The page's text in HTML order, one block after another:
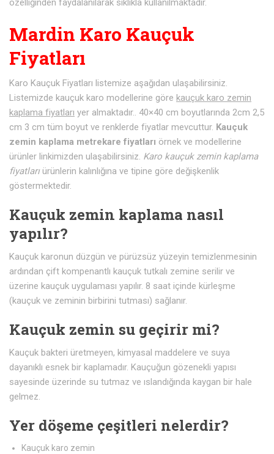
özelliğinden faydalanılarak sıklıkla kullanılmaktadır.
Mardin Karo Kauçuk
Fiyatları
Karo Kauçuk Fiyatları listemize aşağıdan ulaşabilirsiniz.
Listemizde kauçuk karo modellerine göre kauçuk karo zemin
kaplama fiyatları yer almaktadır.. 40×40 cm boyutlarında 2cm 2,5
cm 3 cm tüm boyut ve renklerde fiyatlar mevcuttur. Kauçuk
zemin kaplama metrekare fiyatları örnek ve modellerine
ürünler linkimizden ulaşabilirsiniz. Karo kauçuk zemin kaplama
fiyatlarıürünlerin kalınlığına ve tipine göre değişkenlik
göstermektedir.
Kauçuk zemin kaplama nasıl
yapılır?
Kauçuk karonun düzgün ve pürüzsüz yüzeyin temizlenmesinin
ardından çift kompenantlı kauçuk tutkalı zemine serilir ve
üzerine kauçuk uygulaması yapılır. 8 saat içinde kürleşme
(kauçuk ve zeminin birbirini tutması) sağlanır.
Kauçuk zemin su geçirir mi?
Kauçuk bakteri üretmeyen, kimyasal maddelere ve suya
dayanıklı esnek bir kaplamadır. Kauçuğun gözenekli yapısı
sayesinde üzerinde su tutmaz ve ıslandığında kaygan bir hale
gelmez.
Yer döşeme çeşitleri nelerdir?
Kauçuk karo zemin